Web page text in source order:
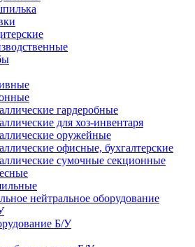
гардеробные
для хоз-инвентаря
оружейные
офисные, бухгалтерские
сумочные секционные
нейтральное оборудование
Б/У